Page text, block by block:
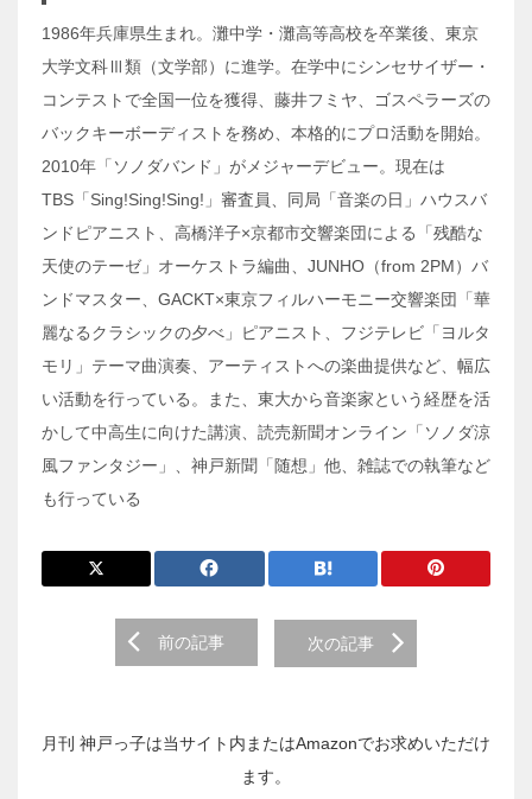
1986年兵庫県生まれ。灘中学・灘高等高校を卒業後、東京
大学文科Ⅲ類（文学部）に進学。在学中にシンセサイザー・
コンテストで全国一位を獲得、藤井フミヤ、ゴスペラーズの
バックキーボーディストを務め、本格的にプロ活動を開始。
2010年「ソノダバンド」がメジャーデビュー。現在は
TBS「Sing!Sing!Sing!」審査員、同局「音楽の日」ハウスバ
ンドピアニスト、高橋洋子×京都市交響楽団による「残酷な
天使のテーゼ」オーケストラ編曲、JUNHO（from 2PM）バ
ンドマスター、GACKT×東京フィルハーモニー交響楽団「華
麗なるクラシックの夕べ」ピアニスト、フジテレビ「ヨルタ
モリ」テーマ曲演奏、アーティストへの楽曲提供など、幅広
い活動を行っている。また、東大から音楽家という経歴を活
かして中高生に向けた講演、読売新聞オンライン「ソノダ涼
風ファンタジー」、神戸新聞「随想」他、雑誌での執筆など
も行っている
稿
前の記事 次の記事
月刊 神戸っ子は当サイト内またはAmazonでお求めいただけ
ます。